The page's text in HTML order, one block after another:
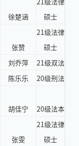
徐楚涵
21级法律
硕士
张赞
21级法律
硕士
刘乔萍 21级双法
陈乐乐 20级刑法
胡佳宁 20级法本
张雯
21级法律
硕士